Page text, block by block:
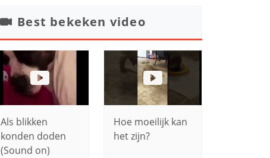
Best bekeken video
Als blikken
konden doden
(Sound on)
Hoe moeilijk kan
het zijn?